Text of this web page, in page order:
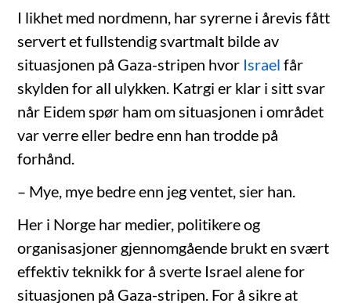
I likhet med nordmenn, har syrerne i årevis fått
servert et fullstendig svartmalt bilde av
situasjonen på Gaza-stripen hvor Israel får
skylden for all ulykken. Katrgi er klar i sitt svar
når Eidem spør ham om situasjonen i området
var verre eller bedre enn han trodde på
forhånd.
– Mye, mye bedre enn jeg ventet, sier han.
Her i Norge har medier, politikere og
organisasjoner gjennomgående brukt en svært
effektiv teknikk for å sverte Israel alene for
situasjonen på Gaza-stripen. For å sikre at